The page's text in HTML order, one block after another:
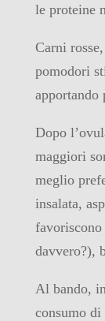
le proteine
Carni
pomodori
apportando
Dopo
maggiori
meglio
insalata,
davvero?),
Al bando,
consumo di